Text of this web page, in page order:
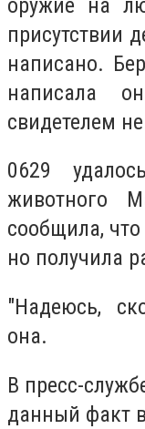
оружие на
присутствии
написано.
написала
свидетелем
0629
животного
сообщила,
но получила
"Надеюсь,
она.
В пресс-
данный факт